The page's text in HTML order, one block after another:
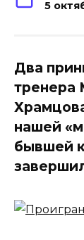
5
Два
тренера
нашей
бывшей